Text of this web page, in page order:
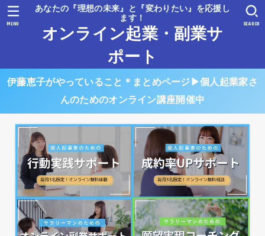
あなたの『理想の未来』と『変わりたい』を応援し
ます！
オンライン起業・副業サ
ポート
SEARCH
MENU
伊藤恵子がやっていること＊まとめページ▶︎個人起業家さ
んのためのオンライン講座開催中